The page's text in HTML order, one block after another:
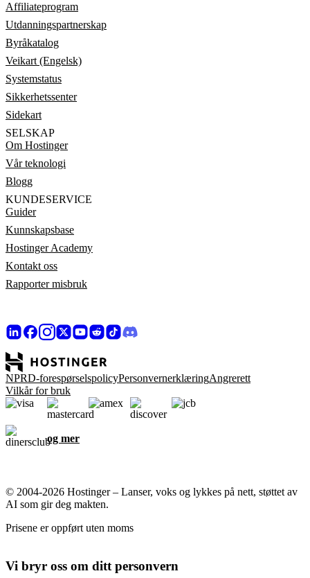
Affiliateprogram
Utdanningspartnerskap
Byråkatalog
Veikart (Engelsk)
Systemstatus
Sikkerhetssenter
Sidekart
SELSKAP
Om Hostinger
Vår teknologi
Blogg
KUNDESERVICE
Guider
Kunnskapsbase
Hostinger Academy
Kontakt oss
Rapporter misbruk
NPRD-forespørselspolicyPersonvernerklæringAngrerett
Vilkår for bruk
og mer
© 2004-2026 Hostinger – Lanser, voks og lykkes på nett, støttet av
AI som gir deg makten.
Prisene er oppført uten moms
Vi bryr oss om ditt personvern